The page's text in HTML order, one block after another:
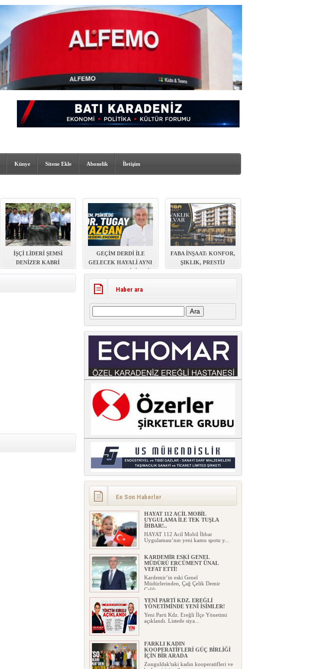
Künye Sitene Ekle Abonelik İletişim
İŞÇİ LİDERİ ŞEMSİ
DENİZER KABRİ
GEÇİM DERDİ İLE
GELECEK HAYALİ AYNI
FABA İNŞAAT: KONFOR,
ŞIKLIK, PRESTİJ
Haber ara
Arama:
En Son Haberler
HAYAT 112 ACİL MOBİL
UYGULAMA İLE TEK TUŞLA
İHBAR!..
HAYAT 112 Acil Mobil İhbar
Uygulaması’nın yeni kamu spotu y...
KARDEMİR ESKİ GENEL
MÜDÜRÜ ERCÜMENT ÜNAL
VEFAT ETTİ!
Kardemir’in eski Genel
Müdürlerinden, Çağ Çelik Demir
Çelik...
YENİ PARTİ KDZ. EREĞLİ
YÖNETİMİNDE YENİ İSİMLER!
Yeni Parti Kdz. Ereğli İlçe Yönetimi
açıklandı. Listede siya...
FARKLI KADIN
KOOPERATİFLERİ GÜÇ BİRLİĞİ
İÇİN BİR ARADA
Zonguldak'taki kadın kooperatifleri ve